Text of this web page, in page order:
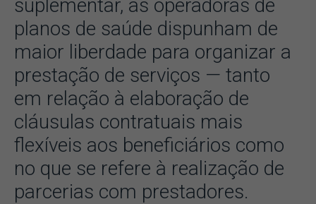
suplementar, as operadoras de
planos de saúde dispunham de
maior liberdade para organizar a
prestação de serviços — tanto
em relação à elaboração de
cláusulas contratuais mais
flexíveis aos beneficiários como
no que se refere à realização de
parcerias com prestadores.